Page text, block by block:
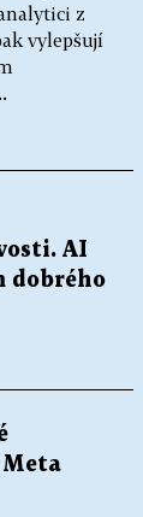
z
vylepšují
AI
dobrého